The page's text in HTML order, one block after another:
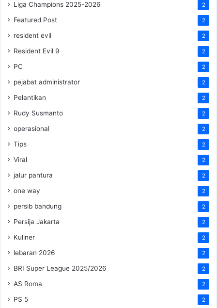
Liga Champions 2025-2026 2
Featured Post 2
resident evil 2
Resident Evil 9 2
PC 2
pejabat administrator 2
Pelantikan 2
Rudy Susmanto 2
operasional 2
Tips 2
Viral 2
jalur pantura 2
one way 2
persib bandung 2
Persija Jakarta 2
Kuliner 2
lebaran 2026 2
BRI Super League 2025/2026 2
AS Roma 2
PS 5 2